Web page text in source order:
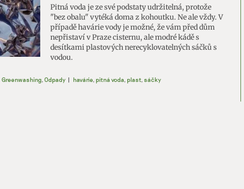
Pitná voda je ze své podstaty udržitelná, protože
"bez obalu" vytéká doma z kohoutku. Ne ale vždy. V
případě havárie vody je možné, že vám před dům
nepřistaví v Praze cisternu, ale modré kádě s
desítkami plastových nerecyklovatelných sáčků s
vodou.
Greenwashing, Odpady | havárie, pitná voda, plast, sáčky